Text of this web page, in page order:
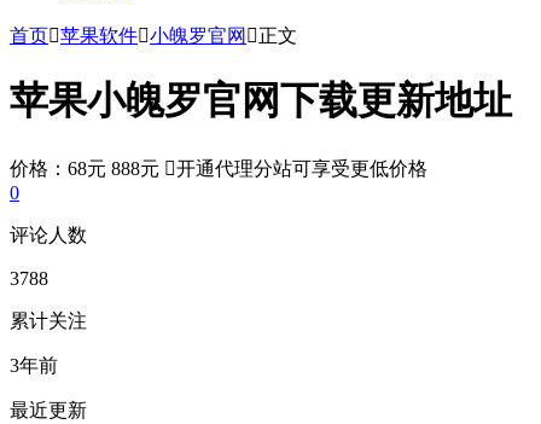
首页苹果软件小魄罗官网 正文
苹果小魄罗官网下载更新地址
价格： 68元 888元 开通代理分站可享受更低价格
0
评论人数
3788
累计关注
3年前
最近更新